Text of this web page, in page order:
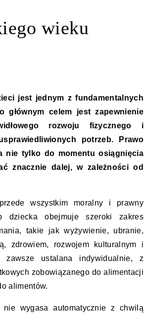
wieku
głównym celem jest zapewnienie
rozwoju fizycznego i
potrzeb. Prawo
nie tylko do momentu osiągnięcia
znacznie dalej, w zależności od
wszystkim moralny i prawny
dziecka obejmuje szeroki zakres
takie jak wyżywienie, ubranie,
zdrowiem, rozwojem kulturalnym i
zawsze ustalana indywidualnie, z
zobowiązanego do alimentacji
alimentów.
wygasa automatycznie z chwilą